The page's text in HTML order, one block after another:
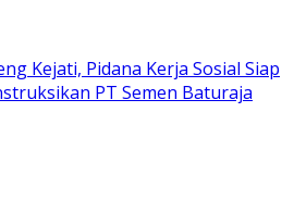
Kejati, Pidana Kerja Sosial Siap
PT Semen Baturaja